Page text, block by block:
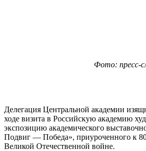
Фото: пресс-
Делегация Центральной академии
ходе визита в Российскую академию
экспозицию академического
Подвиг — Победа», приуроченного к
Великой Отечественной войне.